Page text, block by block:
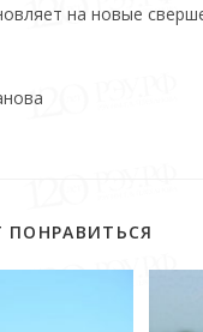
на новые